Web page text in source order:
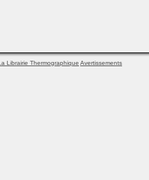
Librairie Thermographique Avertissements